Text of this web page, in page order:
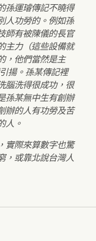
孫運璿傳記不曉得
人功勞的。例如孫
師有被陳儀的長官
主力（這些設備就
，他們當然是主
揚。孫某傳記裡
腦洗得很成功，很
孫某無中生有創辦
辦的人有功勞及苦
人。
實際來算數字也驚
，或靠北說台灣人